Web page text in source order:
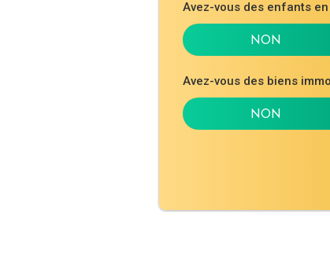
Avez-vous des enfants
Avez-vous des biens